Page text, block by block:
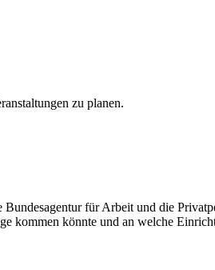
zu planen.
für Arbeit und die
kommen könnte und an welche